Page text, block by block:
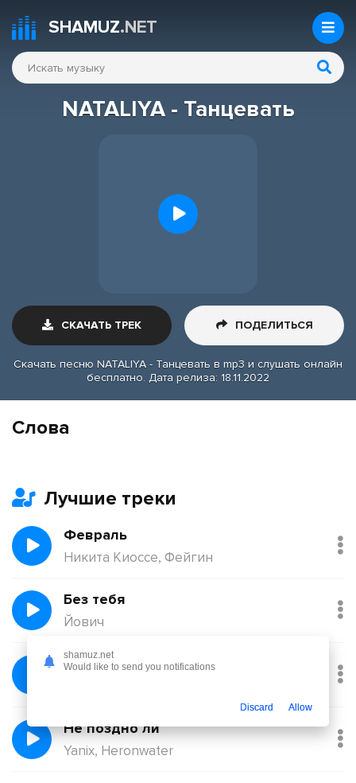
SHAMUZ.NET
NATALIYA - Танцевать
СКАЧАТЬ ТРЕК ПОДЕЛИТЬСЯ
Скачать песню NATALIYA - Танцевать в mp3 и слушать онлайн
бесплатно. Дата релиза: 18.11.2022
Слова
Лучшие треки
Февраль
Никита Киоссе, Фейгин
Без тебя
Йович
Балқадиша (Ақан Сері)
Не поздно ли
Yanix, Heronwater
shamuz.net
Would like to send you notifications
Discard Allow